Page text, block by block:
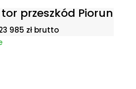
przeszkód Piorun
985 złbrutto